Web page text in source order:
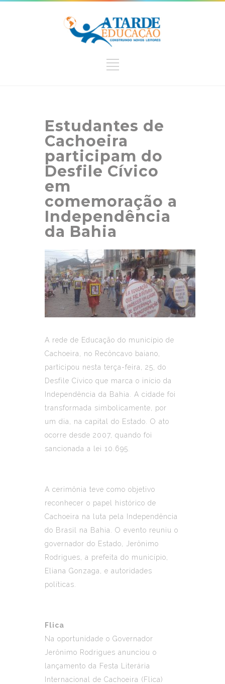
Estudantes de
Cachoeira
participam do
Desfile Cívico
em
comemoração a
Independência
da Bahia
A rede de Educação do município de
Cachoeira, no Recôncavo baiano,
participou nesta terça-feira, 25, do
Desfile Cívico que marca o início da
Independência da Bahia. A cidade foi
transformada simbolicamente, por
um dia, na capital do Estado. O ato
ocorre desde 2007, quando foi
sancionada a lei 10.695.
A cerimônia teve como objetivo
reconhecer o papel histórico de
Cachoeira na luta pela Independência
do Brasil na Bahia. O evento reuniu o
governador do Estado, Jerônimo
Rodrigues, a prefeita do município,
Eliana Gonzaga, e autoridades
políticas.
Flica
Na oportunidade o Governador
Jerônimo Rodrigues anunciou o
lançamento da Festa Literária
Internacional de Cachoeira (Flica)